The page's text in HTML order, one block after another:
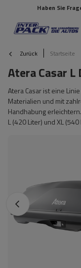
Haben Sie
Zurück Startseite
Atera Casar
Atera Casar ist eine
Materialien und mit
Handhabung
L (420 Liter) und XL (540